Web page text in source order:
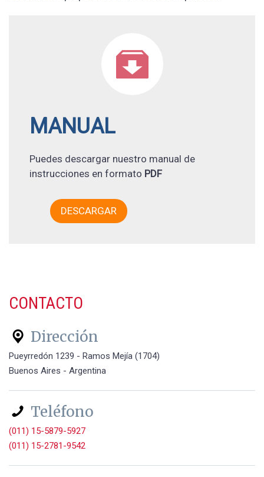

MANUAL
Puedes descargar nuestro manual de
instrucciones en formato PDF
DESCARGAR
CONTACTO
 Dirección
Pueyrredón 1239 - Ramos Mejía (1704)
Buenos Aires - Argentina
 Teléfono
(011) 15-5879-5927
(011) 15-2781-9542